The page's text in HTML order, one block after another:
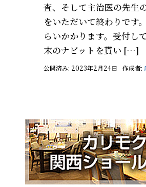
査、そして主治医の先生
をいただいて終わりです
らいかかります。受付し
末のナビットを貰い […]
公開済み: 2023年2月24日 作成者: